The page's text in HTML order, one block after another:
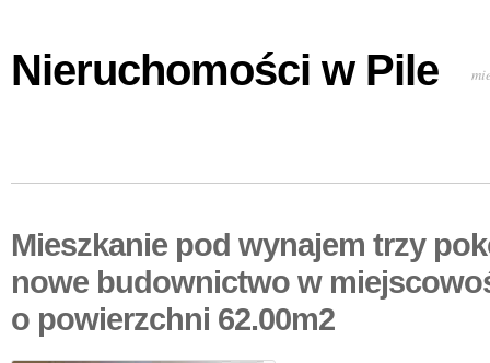
Nieruchomości w Pile
Mieszkanie pod wynajem trzy
nowe budownictwo w
o powierzchni 62.00m2